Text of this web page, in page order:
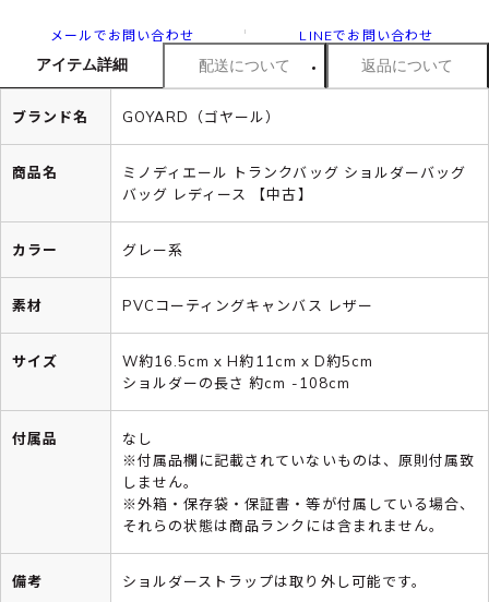
メールでお問い合わせ LINEでお問い合わせ
アイテム詳細 配送について 返品について
ブランド名 GOYARD（ゴヤール）
商品名
ミノディエール トランクバッグ ショルダーバッグ
バッグ レディース 【中古】
カラー グレー系
素材 PVCコーティングキャンバス レザー
サイズ
W約16.5cm x H約11cm x D約5cm
ショルダーの長さ 約cm -108cm
付属品
なし
※付属品欄に記載されていないものは、原則付属致
しません。
※外箱・保存袋・保証書・等が付属している場合、
それらの状態は商品ランクには含まれません。
備考 ショルダーストラップは取り外し可能です。